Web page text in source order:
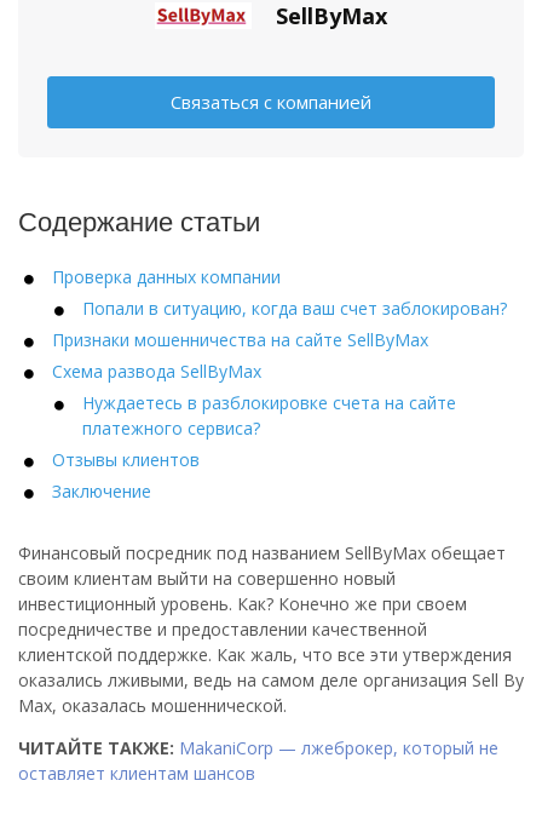
SellByMax
Связаться с компанией
Содержание статьи
Проверка данных компании
Попали в ситуацию, когда ваш счет заблокирован?
Признаки мошенничества на сайте SellByMax
Схема развода SellByMax
Нуждаетесь в разблокировке счета на сайте
платежного сервиса?
Отзывы клиентов
Заключение
Финансовый посредник под названием SellByMax обещает
своим клиентам выйти на совершенно новый
инвестиционный уровень. Как? Конечно же при своем
посредничестве и предоставлении качественной
клиентской поддержке. Как жаль, что все эти утверждения
оказались лживыми, ведь на самом деле организация Sell By
Max, оказалась мошеннической.
ЧИТАЙТЕ ТАКЖЕ: MakaniCorp — лжеброкер, который не
оставляет клиентам шансов